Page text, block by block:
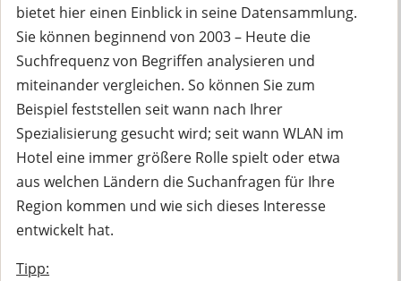
bietet hier einen Einblick in seine Datensammlung.
Sie können beginnend von 2003 – Heute die
Suchfrequenz von Begriffen analysieren und
miteinander vergleichen. So können Sie zum
Beispiel feststellen seit wann nach Ihrer
Spezialisierung gesucht wird; seit wann WLAN im
Hotel eine immer größere Rolle spielt oder etwa
aus welchen Ländern die Suchanfragen für Ihre
Region kommen und wie sich dieses Interesse
entwickelt hat.
Tipp: